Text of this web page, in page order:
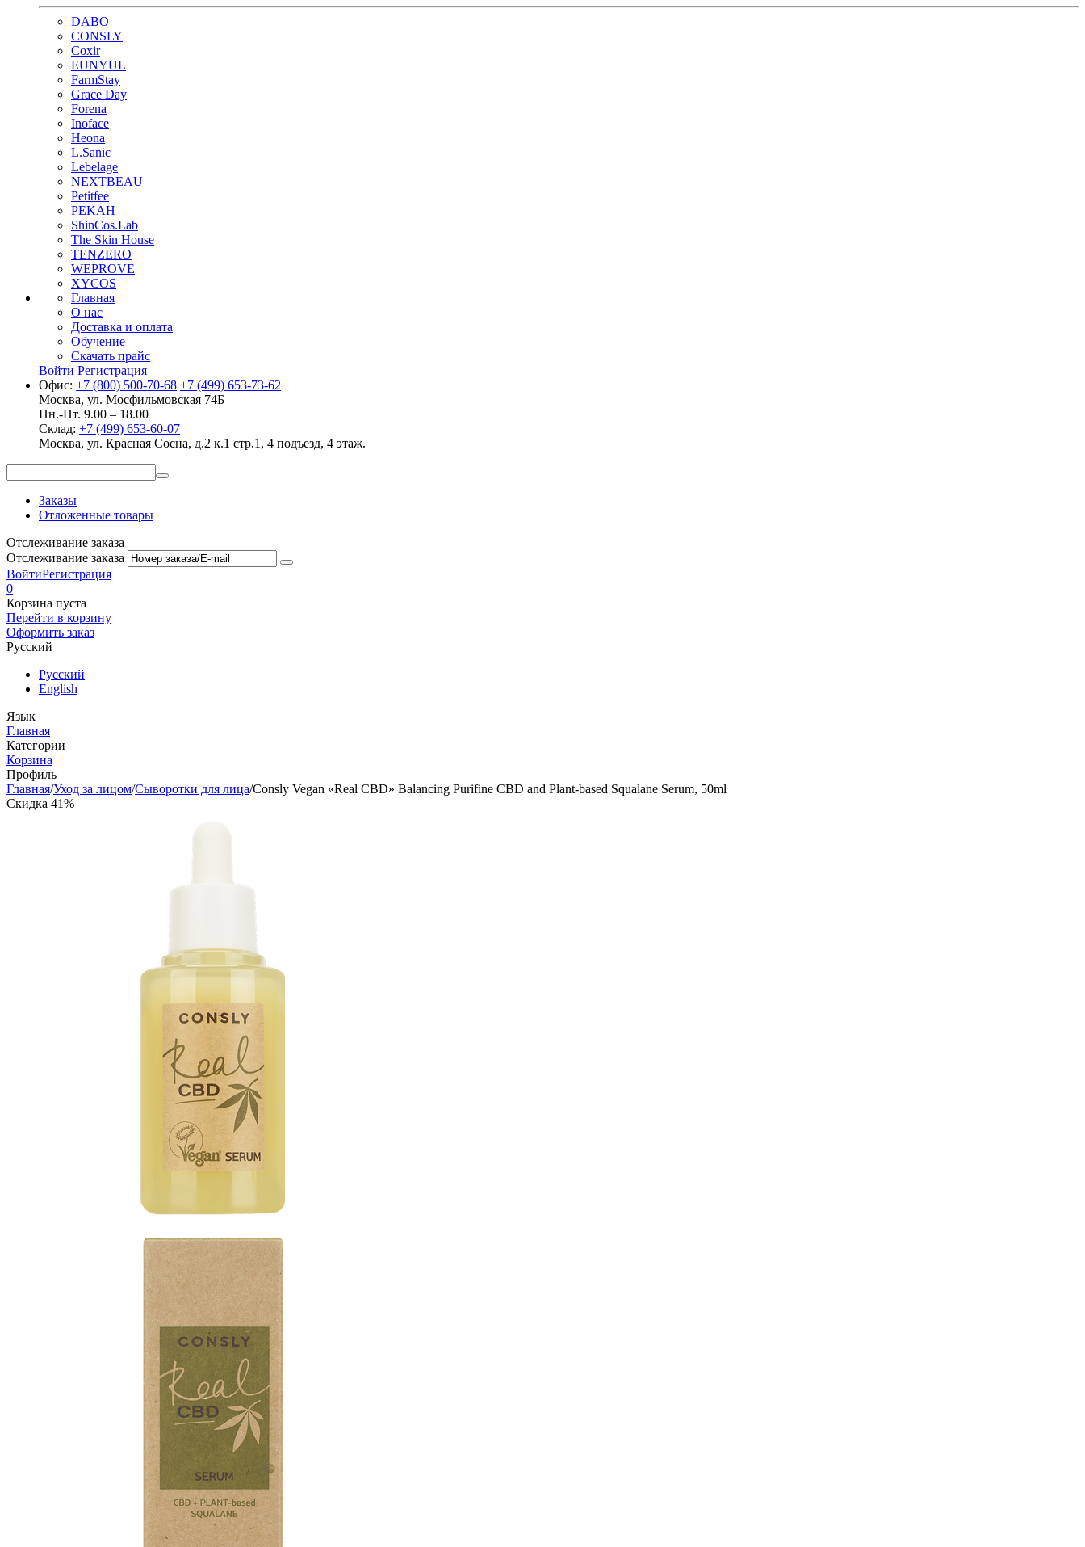
DABO
CONSLY
Coxir
EUNYUL
FarmStay
Grace Day
Forena
Inoface
Heona
L.Sanic
Lebelage
NEXTBEAU
Petitfee
PEKAH
ShinCos.Lab
The Skin House
TENZERO
WEPROVE
XYCOS
Главная
О нас
Доставка и оплата
Обучение
Скачать прайс
Войти Регистрация
Офис: +7 (800) 500-70-68 +7 (499) 653-73-62
Москва, ул. Мосфильмовская 74Б
Пн.-Пт. 9.00 – 18.00
Склад: +7 (499) 653-60-07
Москва, ул. Красная Сосна, д.2 к.1 стр.1, 4 подъезд, 4 этаж.
Заказы
Отложенные товары
Отслеживание заказа
Отслеживание заказа
ВойтиРегистрация
0
Корзина пуста
Перейти в корзину
Оформить заказ
Русский
Русский
English
Язык
Главная
Категории
Корзина
Профиль
Главная/Уход за лицом/Сыворотки для лица/Consly Vegan «Real CBD» Balancing Purifine CBD and Plant-based Squalane Serum, 50ml
Скидка 41%